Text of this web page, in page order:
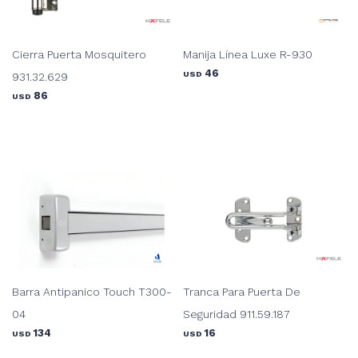
Cierra Puerta Mosquitero
931.32.629
USD 86
Manija Línea Luxe R-930
USD 46
Barra Antipanico Touch T300-
04
USD 134
Tranca Para Puerta De
Seguridad 911.59.187
USD 16